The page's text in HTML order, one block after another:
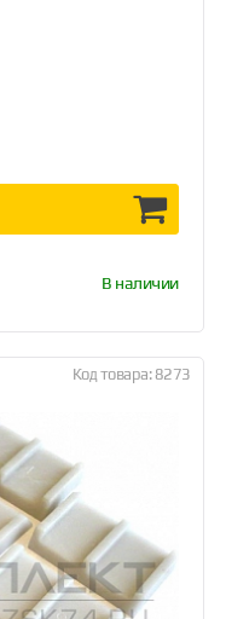
В наличии
Код товара: 8273